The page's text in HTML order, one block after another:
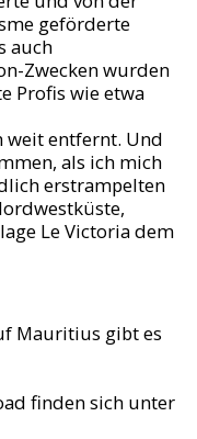
geförderte
auch
Zwecken wurden
Profis wie etwa
weit entfernt. Und
als ich mich
erstrampelten
Le Victoria dem
Mauritius gibt es
finden sich unter